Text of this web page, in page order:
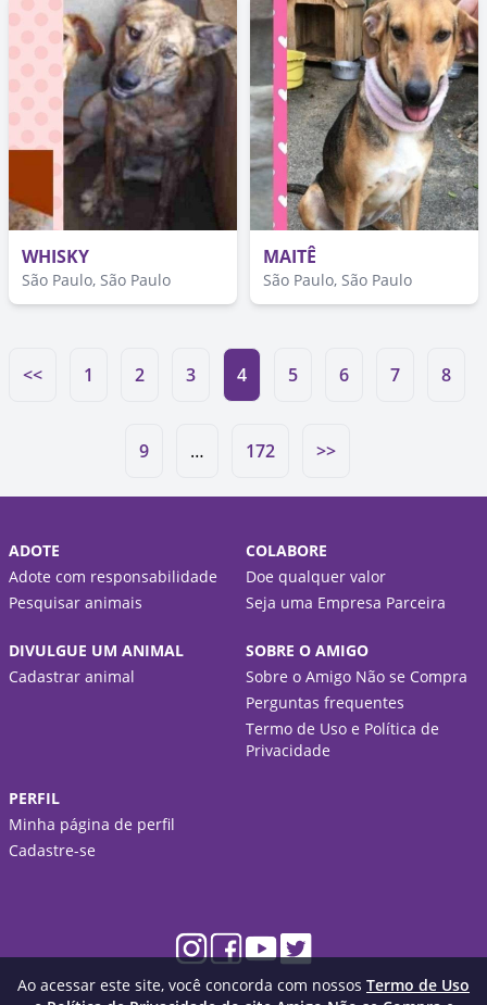
WHISKY
São Paulo, São Paulo
MAITÊ
São Paulo, São Paulo
<< 1 2 3 4 5 6 7 8
9 … 172 >>
Ao acessar este site, você concorda com nossos Termo de Uso
ADOTE
Adote com responsabilidade
Pesquisar animais
COLABORE
Doe qualquer valor
Seja uma Empresa Parceira
DIVULGUE UM ANIMAL
Cadastrar animal
SOBRE O AMIGO
Sobre o Amigo Não se Compra
Perguntas frequentes
Termo de Uso e Política de
Privacidade
PERFIL
Minha página de perfil
Cadastre-se